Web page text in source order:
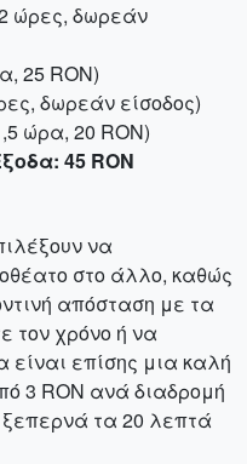
ώρες, δωρεάν
25 RON)
δωρεάν είσοδος)
ώρα, 20 RON)
45 RON
να
στο άλλο, καθώς
απόσταση με τα
τον χρόνο ή να
είναι επίσης μια καλή
3 RON ανά διαδρομή
τα 20 λεπτά